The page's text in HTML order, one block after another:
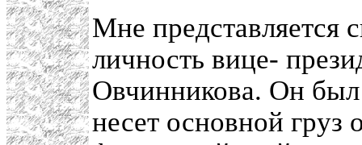
Мне представляется
личность вице-
Овчинникова. Он
несет основной груз